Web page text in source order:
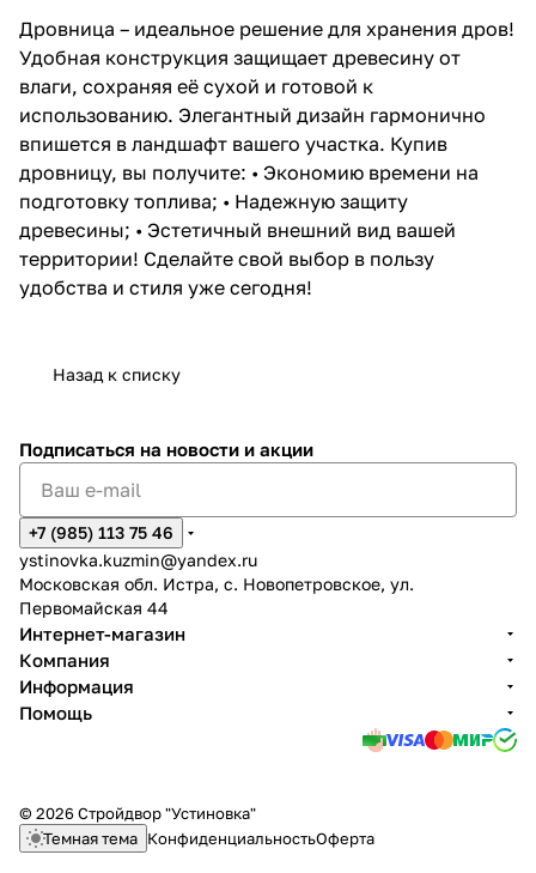
Дровница – идеальное решение для хранения дров!
Удобная конструкция защищает древесину от
влаги, сохраняя её сухой и готовой к
использованию. Элегантный дизайн гармонично
впишется в ландшафт вашего участка. Купив
дровницу, вы получите: • Экономию времени на
подготовку топлива; • Надежную защиту
древесины; • Эстетичный внешний вид вашей
территории! Сделайте свой выбор в пользу
удобства и стиля уже сегодня!
Назад к списку
Подписаться на новости и акции
+7 (985) 113 75 46
ystinovka.kuzmin@yandex.ru
Московская обл. Истра, с. Новопетровское, ул.
Первомайская 44
Интернет-магазин
Компания
Информация
Помощь
© 2026 Стройдвор "Устиновка"
Темная тема КонфиденциальностьОферта